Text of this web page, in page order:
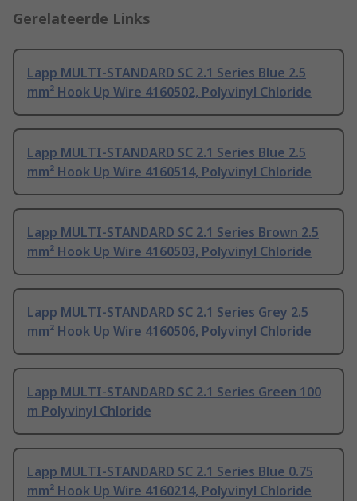
Gerelateerde Links
Lapp MULTI-STANDARD SC 2.1 Series Blue 2.5
mm² Hook Up Wire 4160502, Polyvinyl Chloride
Lapp MULTI-STANDARD SC 2.1 Series Blue 2.5
mm² Hook Up Wire 4160514, Polyvinyl Chloride
Lapp MULTI-STANDARD SC 2.1 Series Brown 2.5
mm² Hook Up Wire 4160503, Polyvinyl Chloride
Lapp MULTI-STANDARD SC 2.1 Series Grey 2.5
mm² Hook Up Wire 4160506, Polyvinyl Chloride
Lapp MULTI-STANDARD SC 2.1 Series Green 100
m Polyvinyl Chloride
Lapp MULTI-STANDARD SC 2.1 Series Blue 0.75
mm² Hook Up Wire 4160214, Polyvinyl Chloride